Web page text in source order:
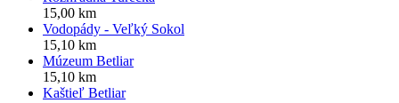
15,00 km
Vodopády - Veľký Sokol
15,10 km
Múzeum Betliar
15,10 km
Kaštieľ Betliar